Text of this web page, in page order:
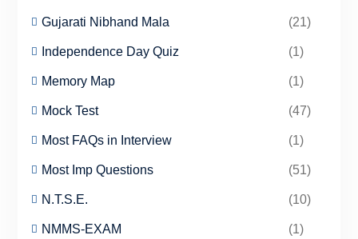
Gujarati Nibhand Mala (21)
Independence Day Quiz (1)
Memory Map (1)
Mock Test (47)
Most FAQs in Interview (1)
Most Imp Questions (51)
N.T.S.E. (10)
NMMS-EXAM (1)